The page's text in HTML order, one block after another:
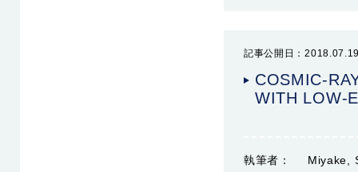
記事公開日：
COSMIC-
WITH LOW-
執筆者：
Miyake,